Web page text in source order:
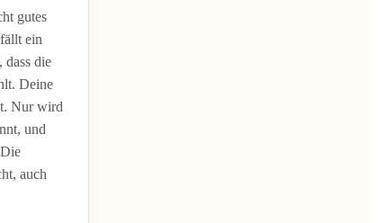
gutes
ein
dass die
Deine
Nur wird
und
auch